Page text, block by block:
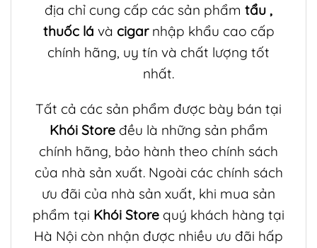
địa chỉ cung cấp các sản phẩm tẩu ,
thuốc lá và cigar nhập khẩu cao cấp
chính hãng, uy tín và chất lượng tốt
nhất.
Tất cả các sản phẩm được bày bán tại
Khói Stoređều là những sản phẩm
chính hãng, bảo hành theo chính sách
của nhà sản xuất. Ngoài các chính sách
ưu đãi của nhà sản xuất, khi mua sản
phẩm tại Khói Store quý khách hàng tại
Hà Nội còn nhận được nhiều ưu đãi hấp